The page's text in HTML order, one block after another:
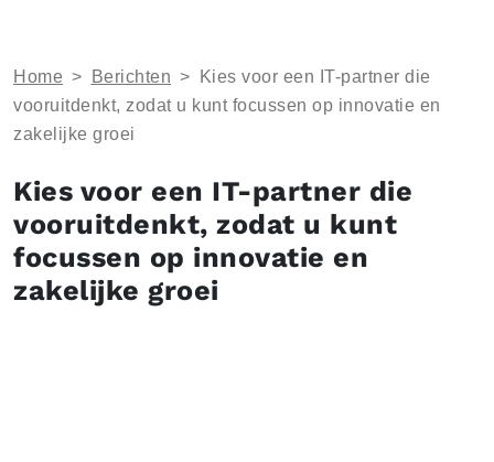
Home > Berichten >
Kies voor een IT-partner die
vooruitdenkt, zodat u kunt focussen op innovatie en
zakelijke groei
Kies voor een IT-partner die
vooruitdenkt, zodat u kunt
focussen op innovatie en
zakelijke groei